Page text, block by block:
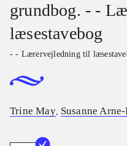
grundbog. - -
læsestavebog
- - Lærervejledning til
Trine May, Susanne